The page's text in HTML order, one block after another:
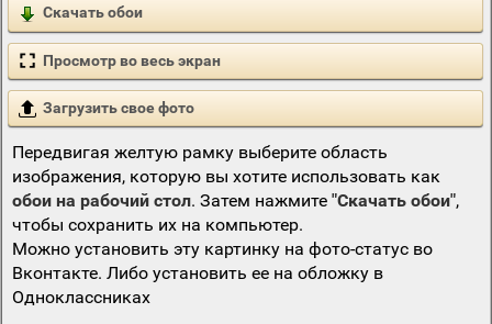
Скачать обои
Просмотр во весь экран
Загрузить свое фото
Передвигая желтую рамку выберите область
изображения, которую вы хотите использовать как
обои на рабочий стол. Затем нажмите "Скачать обои",
чтобы сохранить их на компьютер.
Можно установить эту картинку на фото-статус во
Вконтакте. Либо установить ее на обложку в
Одноклассниках